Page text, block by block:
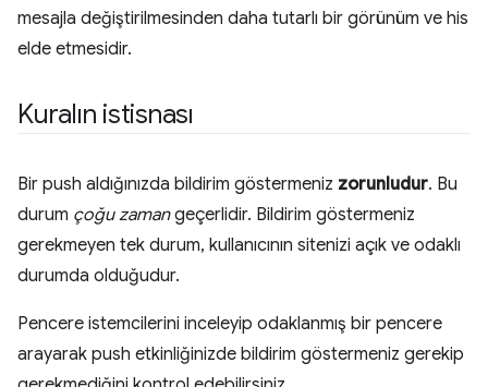
mesajla değiştirilmesinden daha tutarlı bir görünüm ve his
elde etmesidir.
Kuralın istisnası
Bir push aldığınızda bildirim göstermeniz zorunludur. Bu
durum çoğu zamangeçerlidir. Bildirim göstermeniz
gerekmeyen tek durum, kullanıcının sitenizi açık ve odaklı
durumda olduğudur.
Pencere istemcilerini inceleyip odaklanmış bir pencere
arayarak push etkinliğinizde bildirim göstermeniz gerekip